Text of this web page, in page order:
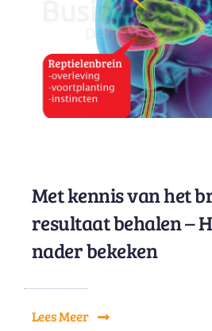
Met kennis van het
resultaat behalen –
nader bekeken
Lees Meer